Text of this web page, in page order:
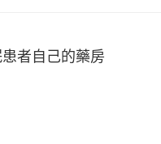
者自己的藥房